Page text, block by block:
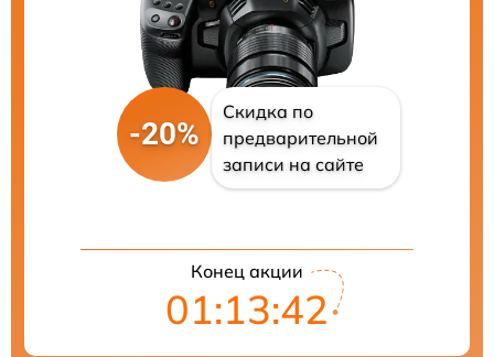
-20%
Скидка по
предварительной
записи на сайте
Конец акции
01:13:41